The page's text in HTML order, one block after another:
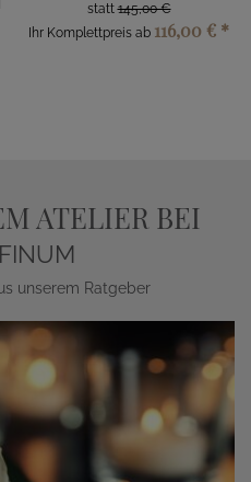
statt145,00 €
Ihr Komplettpreis ab 116,00 € *
ATELIER BEI
unserem Ratgeber